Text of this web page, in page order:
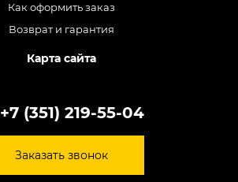
Как оформить заказ
Возврат и гарантия
Карта сайта
+7 (351) 219-55-04
Заказать звонок